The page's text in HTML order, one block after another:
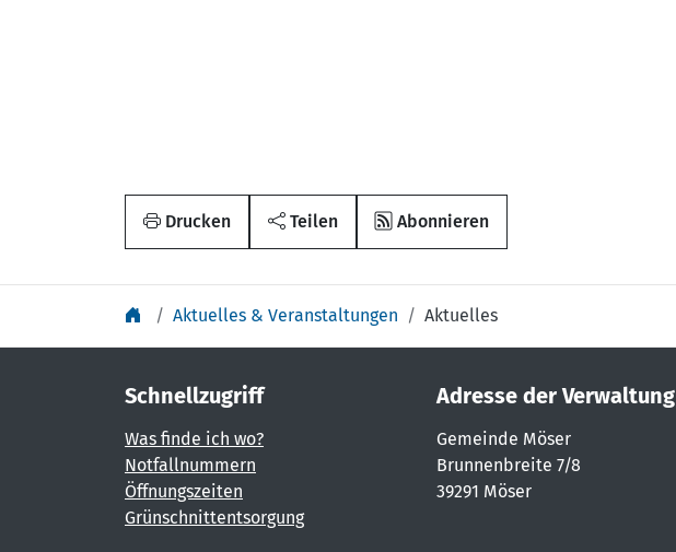
Drucken Teilen Abonnieren
Aktuelles & Veranstaltungen Aktuelles
Schnellzugriff
Was finde ich wo?
Notfallnummern
Öffnungszeiten
Grünschnittentsorgung
Adresse der Verwaltung
Gemeinde Möser
Brunnenbreite 7/8
39291 Möser